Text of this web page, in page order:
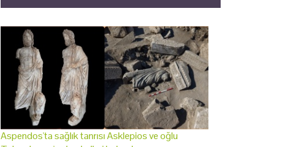
Aspendos'ta sağlık tanrısı Asklepios ve oğlu